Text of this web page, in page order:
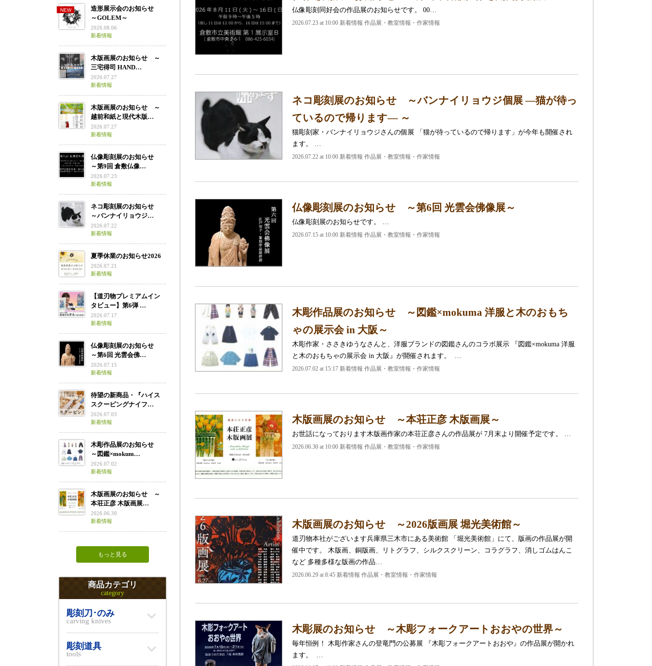
仏像彫刻同好会の作品展のお知らせです。 00…
2026.07.23 at 10:00 新着情報 作品展・教室情報・作家情報
ネコ彫刻展のお知らせ ～バンナイリョウジ個展 ―猫が待っ
ているので帰ります― ～
猫彫刻家・バンナイリョウジさんの個展 「猫が待っているので帰ります」が今年も開催され
ます。 …
2026.07.22 at 10:00 新着情報 作品展・教室情報・作家情報
仏像彫刻展のお知らせ ～第6回 光雲会佛像展～
仏像彫刻展のお知らせです。 …
2026.07.15 at 10:00 新着情報 作品展・教室情報・作家情報
木彫作品展のお知らせ ～図鑑×mokuma 洋服と木のおもち
ゃの展示会 in 大阪～
木彫作家・ささきゆうなさんと、洋服ブランドの図鑑さんのコラボ展示 『図鑑×mokuma 洋服
と木のおもちゃの展示会 in 大阪』が開催されます。 …
2026.07.02 at 15:17 新着情報 作品展・教室情報・作家情報
木版画展のお知らせ ～本荘正彦 木版画展～
お世話になっております木版画作家の本荘正彦さんの作品展が 7月末より開催予定です。 …
2026.06.30 at 10:00 新着情報 作品展・教室情報・作家情報
木版画展のお知らせ ～2026版画展 堀光美術館～
道刃物本社がございます兵庫県三木市にある美術館 「堀光美術館」にて、版画の作品展が開
催中です。 木版画、銅版画、リトグラフ、シルクスクリーン、コラグラフ、消しゴムはんこ
など 多種多様な版画の作品…
2026.06.29 at 8:45 新着情報 作品展・教室情報・作家情報
木彫展のお知らせ ～木彫フォークアートおおやの世界～
毎年恒例！ 木彫作家さんの登竜門の公募展 『木彫フォークアートおおや』の作品展が開かれ
ます。 …
造形展示会のお知らせ
～GOLEM～
2026.08.06
新着情報
木版画展のお知らせ ～
三宅得司 HAND…
2026.07.27
新着情報
木版画展のお知らせ ～
越前和紙と現代木版…
2026.07.27
新着情報
仏像彫刻展のお知らせ
～第9回 倉敷仏像…
2026.07.23
新着情報
ネコ彫刻展のお知らせ
～バンナイリョウジ…
2026.07.22
新着情報
夏季休業のお知らせ2026
2026.07.21
新着情報
【道刃物プレミアムイン
タビュー】第6弾 …
2026.07.17
新着情報
仏像彫刻展のお知らせ
～第6回 光雲会佛…
2026.07.15
新着情報
待望の新商品・『ハイス
スクーピングナイフ…
2026.07.03
新着情報
木彫作品展のお知らせ
～図鑑×mokum…
2026.07.02
新着情報
木版画展のお知らせ ～
本荘正彦 木版画展…
2026.06.30
新着情報
もっと見る
商品カテゴリ
category
彫刻刀･のみ
carving knives
彫刻道具
tools